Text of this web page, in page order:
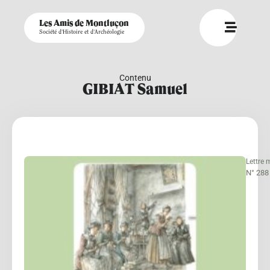
Les Amis de Montluçon
Société d'Histoire et d'Archéologie
Contenu
GIBIAT Samuel
Lettre
N° 288